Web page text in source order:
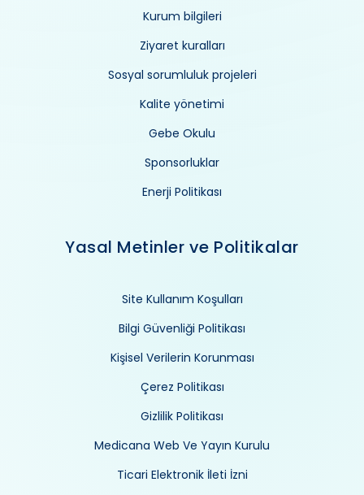
Kurum bilgileri
Ziyaret kuralları
Sosyal sorumluluk projeleri
Kalite yönetimi
Gebe Okulu
Sponsorluklar
Enerji Politikası
Yasal Metinler ve Politikalar
Site Kullanım Koşulları
Bilgi Güvenliği Politikası
Kişisel Verilerin Korunması
Çerez Politikası
Gizlilik Politikası
Medicana Web Ve Yayın Kurulu
Ticari Elektronik İleti İzni